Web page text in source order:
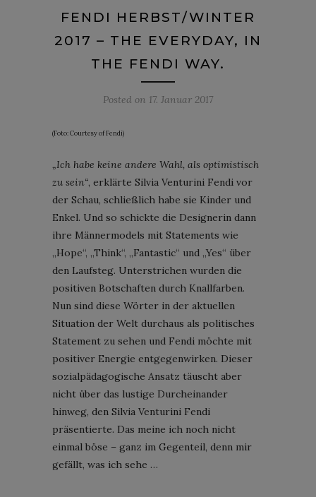
FENDI HERBST/WINTER
2017 – THE EVERYDAY, IN
THE FENDI WAY.
Posted on 17. Januar 2017
(Foto: Courtesy of Fendi)
„Ich habe keine andere Wahl, als optimistisch
zu sein“, erklärte Silvia Venturini Fendi vor
der Schau, schließlich habe sie Kinder und
Enkel. Und so schickte die Designerin dann
ihre Männermodels mit Statements wie
„Hope“, „Think“, „Fantastic“ und „Yes“ über
den Laufsteg. Unterstrichen wurden die
positiven Botschaften durch Knallfarben.
Nun sind diese Wörter in der aktuellen
Situation der Welt durchaus als politisches
Statement zu sehen und Fendi möchte mit
positiver Energie entgegenwirken. Dieser
sozialpädagogische Ansatz täuscht aber
nicht über das lustige Durcheinander
hinweg, den Silvia Venturini Fendi
präsentierte. Das meine ich noch nicht
einmal böse – ganz im Gegenteil, denn mir
gefällt, was ich sehe …